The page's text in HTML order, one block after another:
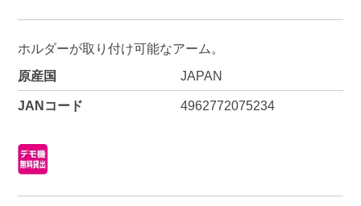
ホルダーが取り付け可能なアーム。
原産国
JAPAN
JANコード 4962772075234